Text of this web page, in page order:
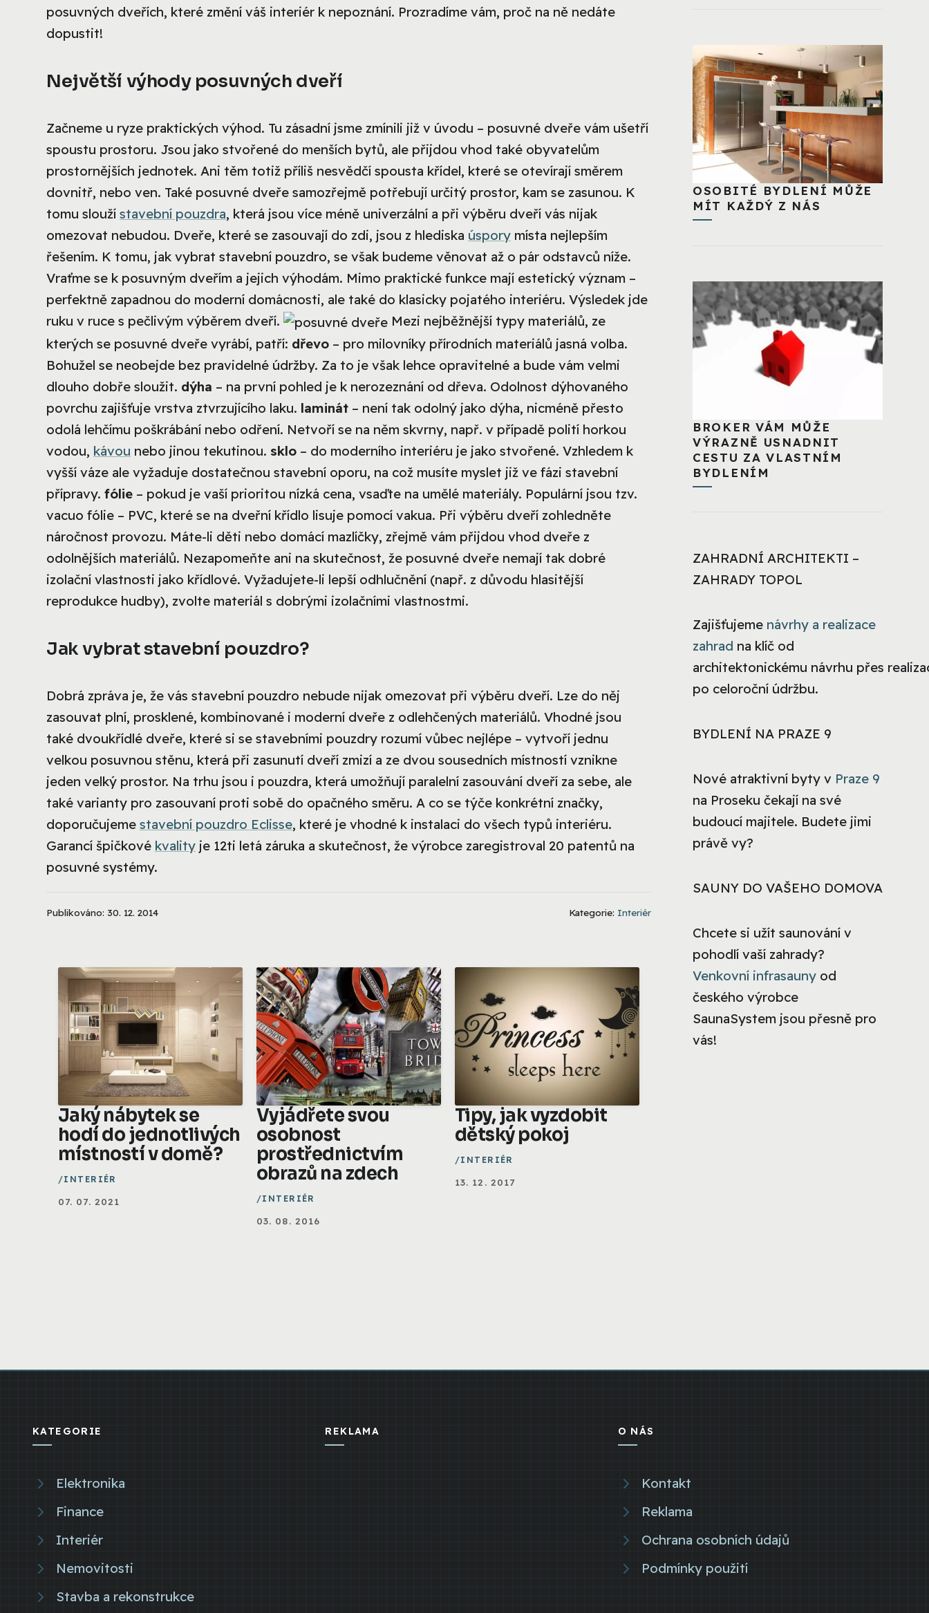
posuvných dveřích, které změní váš interiér k nepoznání. Prozradíme vám, proč na ně nedáte
dopustit!
Největší výhody posuvných dveří
Začneme u ryze praktických výhod. Tu zásadní jsme zmínili již v úvodu – posuvné dveře vám ušetří
spoustu prostoru. Jsou jako stvořené do menších bytů, ale přijdou vhod také obyvatelům
prostornějších jednotek. Ani těm totiž příliš nesvědčí spousta křídel, které se otevírají směrem
dovnitř, nebo ven. Také posuvné dveře samozřejmě potřebují určitý prostor, kam se zasunou. K
tomu slouží stavební pouzdra, která jsou více méně univerzální a při výběru dveří vás nijak
omezovat nebudou. Dveře, které se zasouvají do zdi, jsou z hlediska úspory místa nejlepším
řešením. K tomu, jak vybrat stavební pouzdro, se však budeme věnovat až o pár odstavců níže.
Vraťme se k posuvným dveřím a jejich výhodám. Mimo praktické funkce mají estetický význam –
perfektně zapadnou do moderní domácnosti, ale také do klasicky pojatého interiéru. Výsledek jde
ruku v ruce s pečlivým výběrem dveří.
Mezi nejběžnější typy materiálů, ze
kterých se posuvné dveře vyrábí, patří: dřevo – pro milovníky přírodních materiálů jasná volba.
Bohužel se neobejde bez pravidelné údržby. Za to je však lehce opravitelné a bude vám velmi
dlouho dobře sloužit. dýha – na první pohled je k nerozeznání od dřeva. Odolnost dýhovaného
povrchu zajišťuje vrstva ztvrzujícího laku. laminát – není tak odolný jako dýha, nicméně přesto
odolá lehčímu poškrábání nebo odření. Netvoří se na něm skvrny, např. v případě polití horkou
vodou, kávou nebo jinou tekutinou. sklo – do moderního interiéru je jako stvořené. Vzhledem k
vyšší váze ale vyžaduje dostatečnou stavební oporu, na což musíte myslet již ve fázi stavební
přípravy. fólie – pokud je vaší prioritou nízká cena, vsaďte na umělé materiály. Populární jsou tzv.
vacuo fólie – PVC, které se na dveřní křídlo lisuje pomocí vakua. Při výběru dveří zohledněte
náročnost provozu. Máte-li děti nebo domácí mazlíčky, zřejmě vám přijdou vhod dveře z
odolnějších materiálů. Nezapomeňte ani na skutečnost, že posuvné dveře nemají tak dobré
izolační vlastnosti jako křídlové. Vyžadujete-li lepší odhlučnění (např. z důvodu hlasitější
reprodukce hudby), zvolte materiál s dobrými izolačními vlastnostmi.
Jak vybrat stavební pouzdro?
Dobrá zpráva je, že vás stavební pouzdro nebude nijak omezovat při výběru dveří. Lze do něj
zasouvat plní, prosklené, kombinované i moderní dveře z odlehčených materiálů. Vhodné jsou
také dvoukřídlé dveře, které si se stavebními pouzdry rozumí vůbec nejlépe – vytvoří jednu
velkou posuvnou stěnu, která při zasunutí dveří zmizí a ze dvou sousedních místností vznikne
jeden velký prostor. Na trhu jsou i pouzdra, která umožňují paralelní zasouvání dveří za sebe, ale
také varianty pro zasouvaní proti sobě do opačného směru. A co se týče konkrétní značky,
doporučujeme stavební pouzdro Eclisse, které je vhodné k instalaci do všech typů interiéru.
Garancí špičkové kvality je 12ti letá záruka a skutečnost, že výrobce zaregistroval 20 patentů na
posuvné systémy.
Publikováno: 30. 12. 2014 Kategorie: Interiér
Jaký nábytek se
hodí do jednotlivých
místností v domě?
INTERIÉR
07. 07. 2021
Vyjádřete svou
osobnost
prostřednictvím
obrazů na zdech
INTERIÉR
03. 08. 2016
Tipy, jak vyzdobit
dětský pokoj
INTERIÉR
13. 12. 2017
OSOBITÉ BYDLENÍ MŮŽE
MÍT KAŽDÝ Z NÁS
BROKER VÁM MŮŽE
VÝRAZNĚ USNADNIT
CESTU ZA VLASTNÍM
BYDLENÍM
ZAHRADNÍ ARCHITEKTI –
ZAHRADY TOPOL
Zajišťujeme návrhy a realizace
zahrad na klíč od
architektonickému návrhu přes
po celoroční údržbu.
BYDLENÍ NA PRAZE 9
Nové atraktivní byty v Praze 9
na Proseku čekají na své
budoucí majitele. Budete jimi
právě vy?
SAUNY DO VAŠEHO DOMOVA
Chcete si užít saunování v
pohodlí vaší zahrady?
Venkovní infrasauny od
českého výrobce
SaunaSystem jsou přesně pro
vás!
KATEGORIE
Elektronika
Finance
Interiér
Nemovitosti
Stavba a rekonstrukce
REKLAMA O NÁS
Kontakt
Reklama
Ochrana osobních údajů
Podmínky použití